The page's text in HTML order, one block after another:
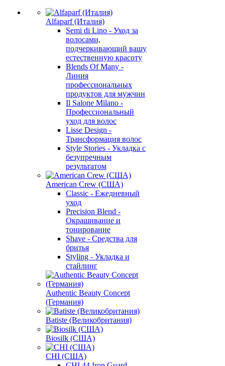
Alfaparf (Италия)
Semi di Lino - Уход за
волосами,
подчеркивающий вашу
естественную красоту
Blends Of Many -
Линия
профессиональных
продуктов для мужчин
Il Salone Milano -
Профессиональный
уход для волос
Lisse Design -
Трансформация волос
Style Stories - Укладка с
безупречным
результатом
American Crew (США)
Classic - Ежедневный
уход
Precision Blend -
Окрашивание и
тонирование
Shave - Средства для
бритья
Styling - Укладка и
стайлинг
Authentic Beauty Concept
(Германия)
Batiste (Великобритания)
Biosilk (США)
CHI (США)